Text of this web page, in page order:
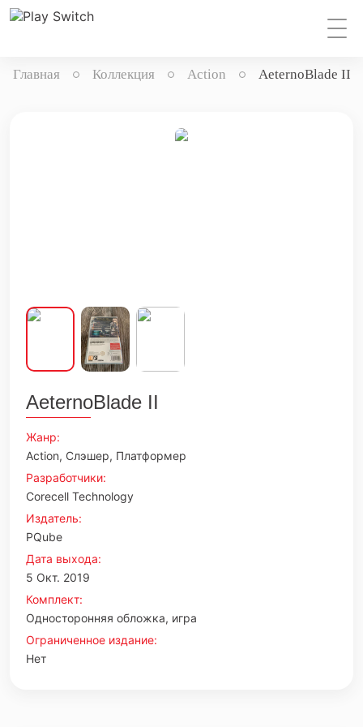
Главная Коллекция Action AeternoBlade II
AeternoBlade II
Жанр:
Action, Слэшер, Платформер
Разработчики:
Corecell Technology
Издатель:
PQube
Дата выхода:
5 Окт. 2019
Комплект:
Односторонняя обложка, игра
Ограниченное издание:
Нет